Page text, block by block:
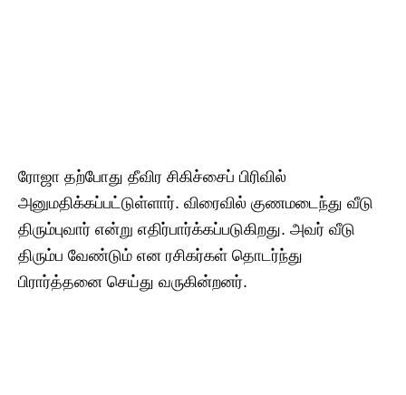
ரோஜா தற்போது தீவிர சிகிச்சைப் பிரிவில்
அனுமதிக்கப்பட்டுள்ளார். விரைவில் குணமடைந்து வீடு
திரும்புவார் என்று எதிர்பார்க்கப்படுகிறது. அவர் வீடு
திரும்ப வேண்டும் என ரசிகர்கள் தொடர்ந்து
பிரார்த்தனை செய்து வருகின்றனர்.